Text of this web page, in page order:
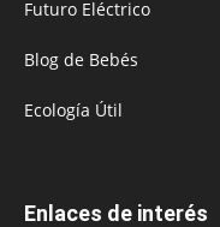
Futuro Eléctrico
Blog de Bebés
Ecología Útil
Enlaces de interés